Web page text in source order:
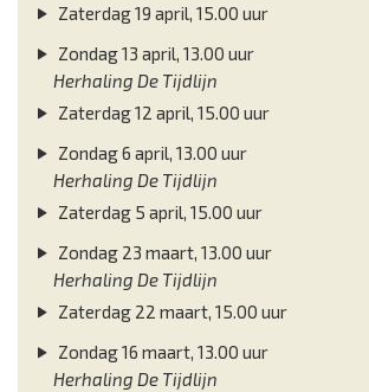
Zaterdag 19 april, 15.00 uur
Zondag 13 april, 13.00 uur
Herhaling De Tijdlijn
Zaterdag 12 april, 15.00 uur
Zondag 6 april, 13.00 uur
Herhaling De Tijdlijn
Zaterdag 5 april, 15.00 uur
Zondag 23 maart, 13.00 uur
Herhaling De Tijdlijn
Zaterdag 22 maart, 15.00 uur
Zondag 16 maart, 13.00 uur
Herhaling De Tijdlijn